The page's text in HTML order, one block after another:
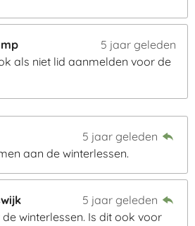
5 jaar geleden
als niet lid aanmelden voor de
5 jaar geleden
aan de winterlessen.
5 jaar geleden
winterlessen. Is dit ook voor